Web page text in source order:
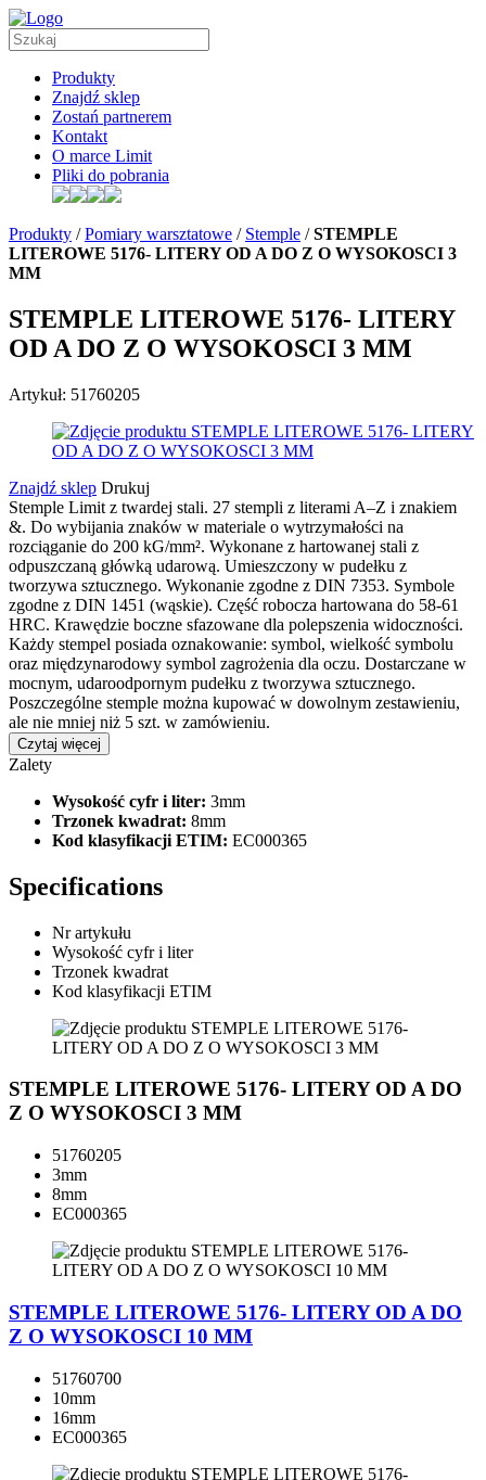
Produkty
Znajdź sklep
Zostań partnerem
Kontakt
O marce Limit
Pliki do pobrania
Produkty /Pomiary warsztatowe / Stemple /STEMPLE
LITEROWE 5176- LITERY OD A DO Z O WYSOKOSCI 3
MM
STEMPLE LITEROWE 5176- LITERY
OD A DO Z O WYSOKOSCI 3 MM
Artykuł: 51760205
Znajdź sklep Drukuj
Stemple Limit z twardej stali. 27 stempli z literami A–Z i znakiem
&. Do wybijania znaków w materiale o wytrzymałości na
rozciąganie do 200 kG/mm². Wykonane z hartowanej stali z
odpuszczaną główką udarową. Umieszczony w pudełku z
tworzywa sztucznego. Wykonanie zgodne z DIN 7353. Symbole
zgodne z DIN 1451 (wąskie). Część robocza hartowana do 58-61
HRC. Krawędzie boczne sfazowane dla polepszenia widoczności.
Każdy stempel posiada oznakowanie: symbol, wielkość symbolu
oraz międzynarodowy symbol zagrożenia dla oczu. Dostarczane w
mocnym, udaroodpornym pudełku z tworzywa sztucznego.
Poszczególne stemple można kupować w dowolnym zestawieniu,
ale nie mniej niż 5 szt. w zamówieniu.
Czytaj więcej
Zalety
Wysokość cyfr i liter: 3mm
Trzonek kwadrat: 8mm
Kod klasyfikacji ETIM: EC000365
Specifications
Nr artykułu
Wysokość cyfr i liter
Trzonek kwadrat
Kod klasyfikacji ETIM
STEMPLE LITEROWE 5176- LITERY OD A DO
Z O WYSOKOSCI 3 MM
51760205
3mm
8mm
EC000365
STEMPLE LITEROWE 5176- LITERY OD A DO
Z O WYSOKOSCI 10 MM
51760700
10mm
16mm
EC000365